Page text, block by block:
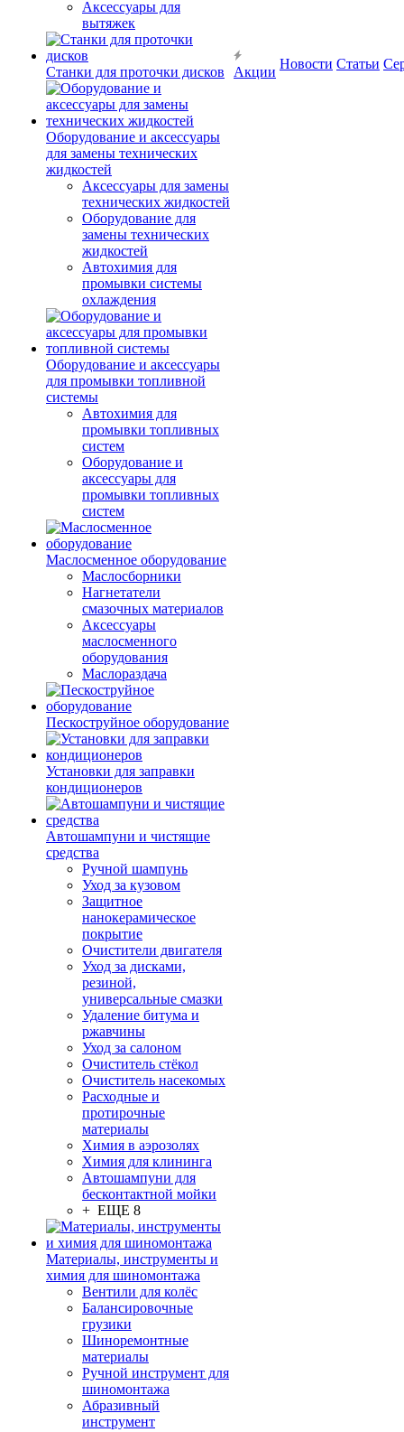
Аксессуары для
вытяжек
Станки для проточки дисков
Оборудование и аксессуары
для замены технических
жидкостей
Аксессуары для замены
технических жидкостей
Оборудование для
замены технических
жидкостей
Автохимия для
промывки системы
охлаждения
Оборудование и аксессуары
для промывки топливной
системы
Автохимия для
промывки топливных
систем
Оборудование и
аксессуары для
промывки топливных
систем
Маслосменное оборудование
Маслосборники
Нагнетатели
смазочных материалов
Аксессуары
маслосменного
оборудования
Маслораздача
Пескоструйное оборудование
Установки для заправки
кондиционеров
Автошампуни и чистящие
средства
Ручной шампунь
Уход за кузовом
Защитное
нанокерамическое
покрытие
Очистители двигателя
Уход за дисками,
резиной,
универсальные смазки
Удаление битума и
ржавчины
Уход за салоном
Очиститель стёкол
Очиститель насекомых
Расходные и
протирочные
материалы
Химия в аэрозолях
Химия для клининга
Автошампуни для
бесконтактной мойки
+ ЕЩЕ 8
Материалы, инструменты и
химия для шиномонтажа
Вентили для колёс
Балансировочные
грузики
Шиноремонтные
материалы
Ручной инструмент для
шиномонтажа
Абразивный
инструмент
Акции
Новости Статьи